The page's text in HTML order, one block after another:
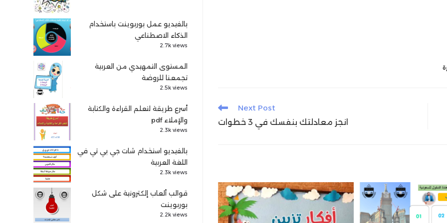
Next Post
انجز معادلتك بنفسك في 3 خطوات
بالفيديو عمل بوربوينت باستخدام
الذكاء الاصطناعي
2.7k views
المستوى التمهيدي من العربية
تجمعنا للروضة
2.5k views
أسرع طريقة لتعلم القراءة والكتابة
والإملاء pdf
2.3k views
بالفيديو استخدام شات جي بي تي في
اللغة العربية
2.3k views
قوالب ألعاب إلكترونية على شكل
بوربوينت
2.2k views